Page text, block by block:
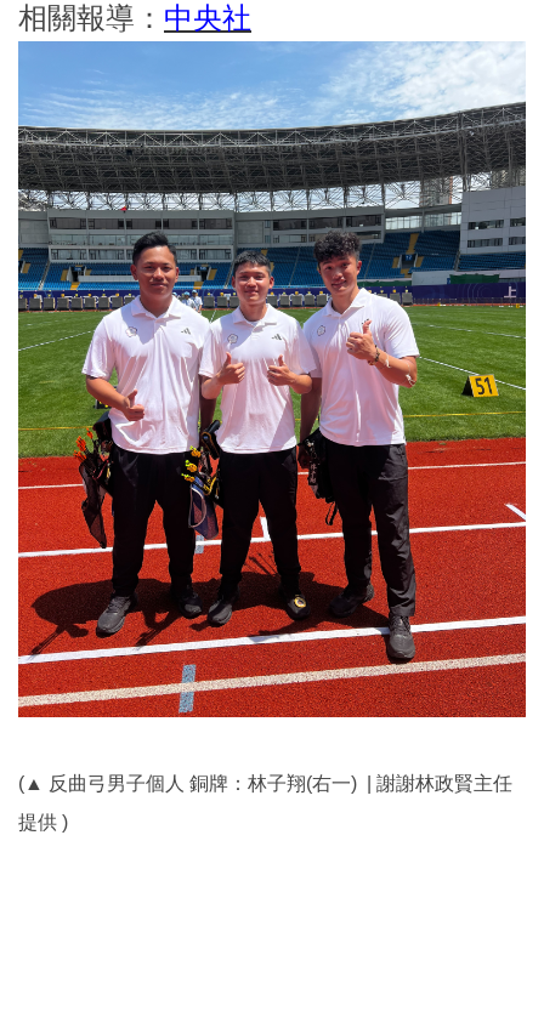
相關報導： 中央社
( ▲ 反曲弓男子個人 銅牌：林子翔(右一) | 謝謝林政賢主任
提供 )